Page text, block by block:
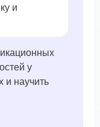
и
у
и научить